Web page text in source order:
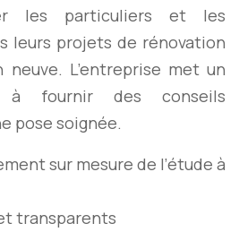
les particuliers et les
leurs projets de rénovation
L’entreprise met un
à fournir des conseils
pose soignée.
sur mesure de l’étude à
transparents